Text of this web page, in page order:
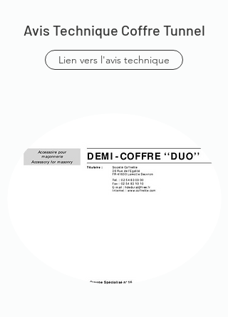
Avis Technique Coffre Tunnel
Lien vers l'avis technique